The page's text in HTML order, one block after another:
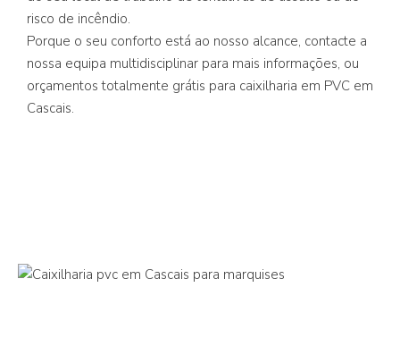
risco de incêndio.
Porque o seu conforto está ao nosso alcance, contacte a
nossa equipa multidisciplinar para mais informações, ou
orçamentos totalmente grátis para caixilharia em PVC em
Cascais.